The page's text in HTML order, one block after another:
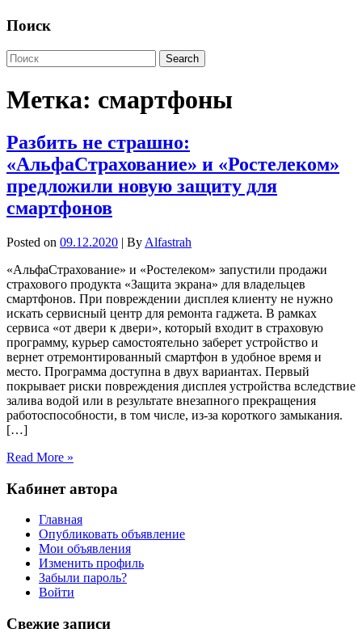
Поиск
Метка: смартфоны
Разбить не страшно:
«АльфаСтрахование» и «Ростелеком»
предложили новую защиту для
смартфонов
Posted on 09.12.2020 | By Alfastrah
«АльфаСтрахование» и «Ростелеком» запустили продажи
страхового продукта «Защита экрана» для владельцев
смартфонов. При повреждении дисплея клиенту не нужно
искать сервисный центр для ремонта гаджета. В рамках
сервиса «от двери к двери», который входит в страховую
программу, курьер самостоятельно заберет устройство и
вернет отремонтированный смартфон в удобное время и
место. Программа доступна в двух вариантах. Первый
покрывает риски повреждения дисплея устройства вследствие
залива водой или в результате внезапного прекращения
работоспособности, в том числе, из-за короткого замыкания.
[…]
Read More »
Кабинет автора
Главная
Опубликовать объявление
Мои объявления
Изменить профиль
Забыли пароль?
Войти
Свежие записи